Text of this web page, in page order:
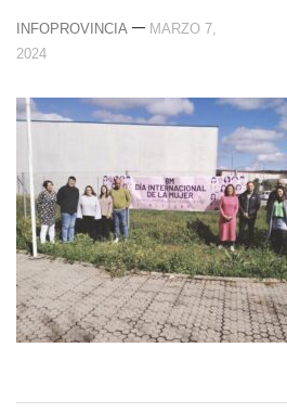
INFOPROVINCIA — MARZO 7,
2024